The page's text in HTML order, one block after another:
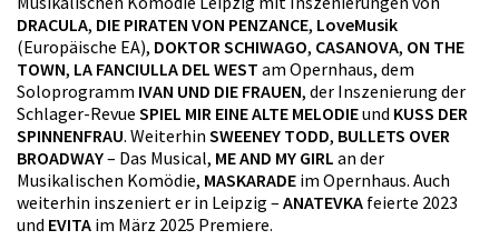
DRACULA, DIE PIRATEN VON PENZANCE, LoveMusik
(Europäische EA), DOKTOR SCHIWAGO, CASANOVA, ON THE
TOWN, LA FANCIULLA DEL WEST am Opernhaus, dem
Soloprogramm IVAN UND DIE FRAUEN, der Inszenierung der
Schlager-Revue SPIEL MIR EINE ALTE MELODIEund KUSS DER
SPINNENFRAU. Weiterhin SWEENEY TODD, BULLETS OVER
BROADWAY– Das Musical, ME AND MY GIRL an der
Musikalischen Komödie, MASKARADE im Opernhaus. Auch
weiterhin inszeniert er in Leipzig – ANATEVKA feierte 2023
und EVITA im März 2025 Premiere.